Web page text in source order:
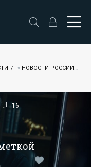
» НОВОСТИ РОССИИ
16